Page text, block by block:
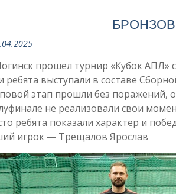
прошел турнир «Кубок АПЛ»
выступали в составе
этап прошли без поражений,
не реализовали свои
ребята показали характер и
игрок — Трещалов Ярослав